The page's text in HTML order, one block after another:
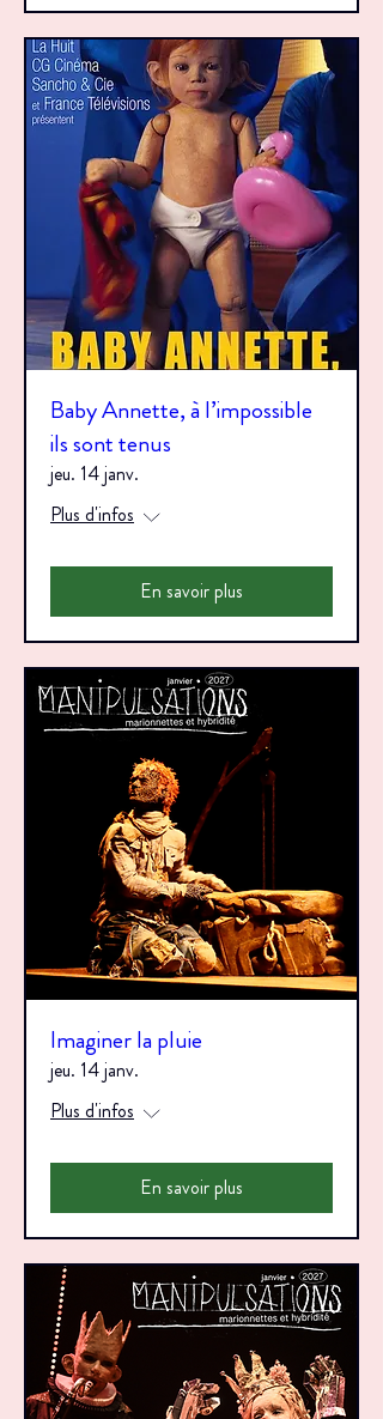
Baby Annette, à l’impossible
ils sont tenus
jeu. 14 janv.
Plus d'infos
En savoir plus
Imaginer la pluie
jeu. 14 janv.
Plus d'infos
En savoir plus